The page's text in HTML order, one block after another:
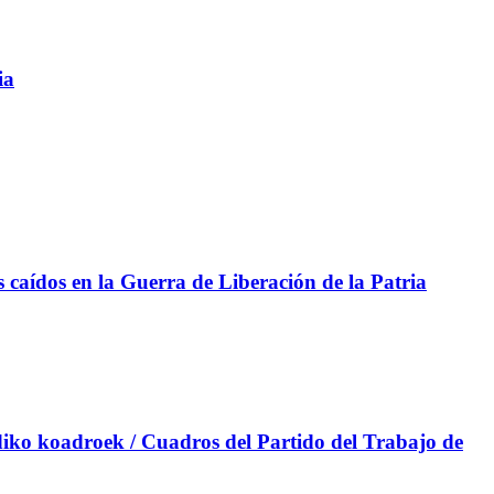
en la Guerra de Liberación de la Patria
koadroek / Cuadros del Partido del Trabajo de